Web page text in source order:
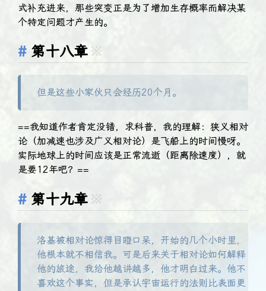
式补充进来，那些突变正是为了增加生存概率而解决某
个特定问题才产生的。
第十八章 ※
但是这些小家伙只会经历20个月。
==我知道作者肯定没错，求科普，我的理解：狭义相对
论（加减速也涉及广义相对论）是飞船上的时间慢呀。
实际地球上的时间应该是正常流逝（距离除速度），就
是要12年吧？==
第十九章
洛基被相对论惊得目瞪口呆，开始的几个小时里，
他根本就不相信我。可是后来关于相对论如何解释
他的旅途，我给他越讲越多，他才明白过来。他不
喜欢这个事实，但是承认宇宙运行的法则比表面更